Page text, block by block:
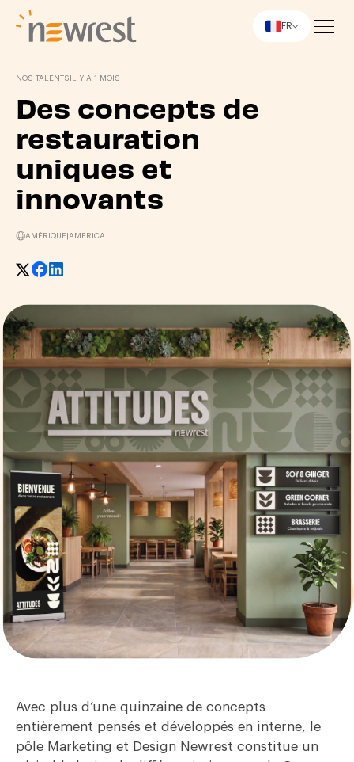
FR
NOS TALENTS IL Y A 1 MOIS
Des concepts de
restauration
uniques et
innovants
AMÉRIQUE AMERICA
Avec plus d’une quinzaine de concepts
entièrement pensés et développés en interne, le
pôle Marketing et Design Newrest constitue un